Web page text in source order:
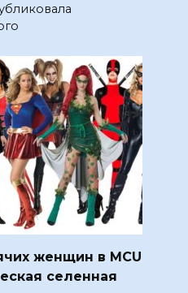
женщин в MCU
селенная